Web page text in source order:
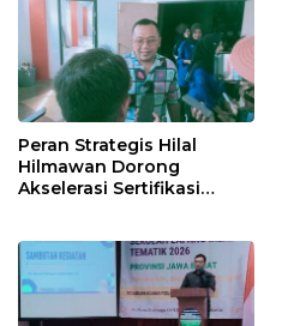
Peran Strategis Hilal
Hilmawan Dorong
Akselerasi Sertifikasi
Indramayu